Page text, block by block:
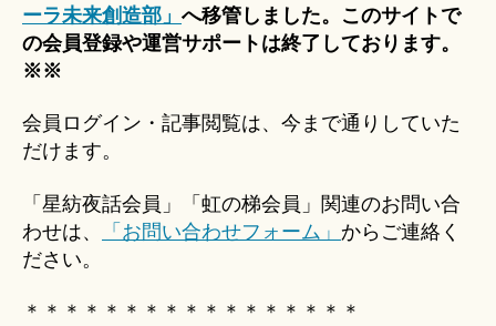
ーラ未来創造部」 へ移管しました。このサイトで
の会員登録や運営サポートは終了しております。
※※
会員ログイン・記事閲覧は、今まで通りしていた
だけます。
「星紡夜話会員」「虹の梯会員」関連のお問い合
わせは、
「お問い合わせフォーム」 からご連絡く
ださい。
＊＊＊＊＊＊＊＊＊＊＊＊＊＊＊＊＊